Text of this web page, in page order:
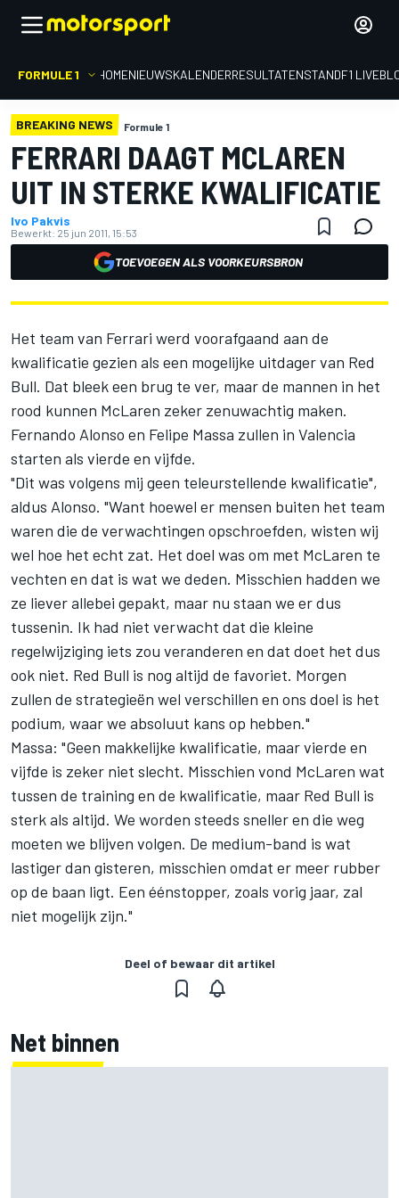
FORMULE 1 HOMENIEUWSKALENDERRESULTATENSTANDF1
BREAKING NEWS Formule 1
FERRARI DAAGT MCLAREN
UIT IN STERKE KWALIFICATIE
Ivo Pakvis
Bewerkt: 25 jun 2011, 15:53
TOEVOEGEN ALS VOORKEURSBRON
Het team van Ferrari werd voorafgaand aan de
kwalificatie gezien als een mogelijke uitdager van Red
Bull. Dat bleek een brug te ver, maar de mannen in het
rood kunnen McLaren zeker zenuwachtig maken.
Fernando Alonso en Felipe Massa zullen in Valencia
starten als vierde en vijfde.
"Dit was volgens mij geen teleurstellende kwalificatie",
aldus Alonso. "Want hoewel er mensen buiten het team
waren die de verwachtingen opschroefden, wisten wij
wel hoe het echt zat. Het doel was om met McLaren te
vechten en dat is wat we deden. Misschien hadden we
ze liever allebei gepakt, maar nu staan we er dus
tussenin. Ik had niet verwacht dat die kleine
regelwijziging iets zou veranderen en dat doet het dus
ook niet. Red Bull is nog altijd de favoriet. Morgen
zullen de strategieën wel verschillen en ons doel is het
podium, waar we absoluut kans op hebben."
Massa: "Geen makkelijke kwalificatie, maar vierde en
vijfde is zeker niet slecht. Misschien vond McLaren wat
tussen de training en de kwalificatie, maar Red Bull is
sterk als altijd. We worden steeds sneller en die weg
moeten we blijven volgen. De medium-band is wat
lastiger dan gisteren, misschien omdat er meer rubber
op de baan ligt. Een éénstopper, zoals vorig jaar, zal
niet mogelijk zijn."
Deel of bewaar dit artikel
Net binnen